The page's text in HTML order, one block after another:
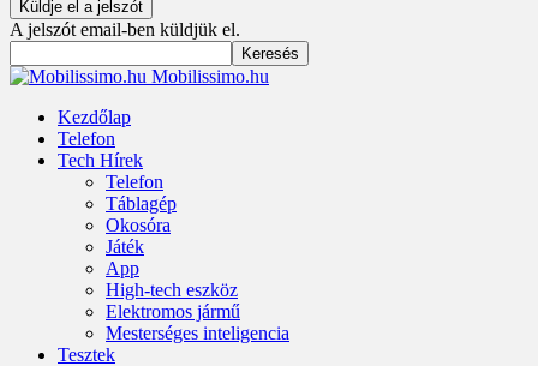
A jelszót email-ben küldjük el.
Mobilissimo.hu
Kezdőlap
Telefon
Tech Hírek
Telefon
Táblagép
Okosóra
Játék
App
High-tech eszköz
Elektromos jármű
Mesterséges inteligencia
Tesztek